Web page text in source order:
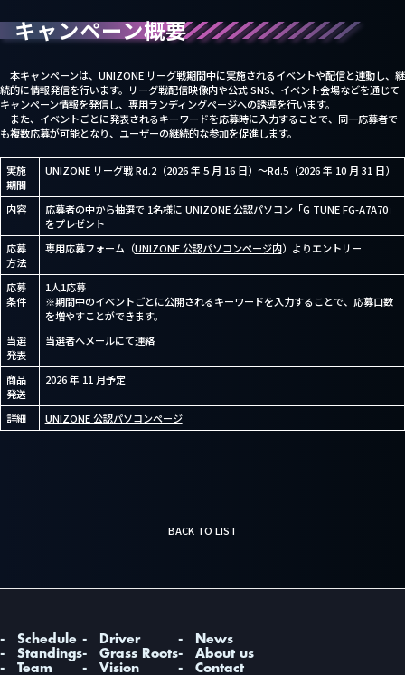
わせ
メディア掲載・取材に関するお問い合わせ
チーム・選手に関するお問い合わせ
キャンペーン概要
本キャンペーンは、UNIZONE リーグ戦期間中に実施されるイベントや配信と連動し、継
続的に情報発信を行います。リーグ戦配信映像内や公式 SNS、イベント会場などを通じて
キャンペーン情報を発信し、専用ランディングページへの誘導を行います。
また、イベントごとに発表されるキーワードを応募時に入力することで、同一応募者で
も複数応募が可能となり、ユーザーの継続的な参加を促進します。
実施
期間
UNIZONE リーグ戦 Rd.2（2026 年 5 月 16 日）～Rd.5（2026 年 10 月 31 日）
内容
応募者の中から抽選で 1名様に UNIZONE 公認パソコン「G TUNE FG-A7A70」
をプレゼント
応募
方法
専用応募フォーム（UNIZONE 公認パソコンページ内）よりエントリー
応募
条件
1人1応募
※期間中のイベントごとに公開されるキーワードを入力することで、応募口数
を増やすことができます。
当選
発表
当選者へメールにて連絡
商品
発送
2026 年 11 月予定
詳細 UNIZONE 公認パソコンページ
BACK TO LIST
Schedule
Standings
Team
Driver
Grass Roots
Vision
News
About us
Contact